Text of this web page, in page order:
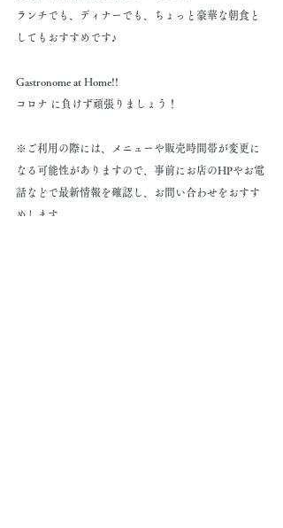
ランチでも、ディナーでも、ちょっと豪華な朝食と
してもおすすめです♪
Gastronome at Home!!
コロナ に負けず頑張りましょう！
※ご利用の際には、メニューや販売時間帯が変更に
なる可能性がありますので、事前にお店のHPやお電
話などで最新情報を確認し、お問い合わせをおすす
めします。